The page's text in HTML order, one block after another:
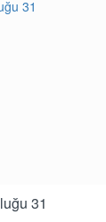
31